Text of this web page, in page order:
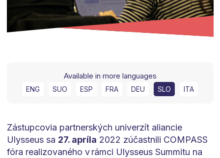
Available in more languages
ENG SUO ESP FRA DEU SLO ITA
Zástupcovia partnerských univerzít aliancie
Ulysseus sa 27. apríla 2022 zúčastnili COMPASS
fóra realizovaného v rámci Ulysseus Summitu na